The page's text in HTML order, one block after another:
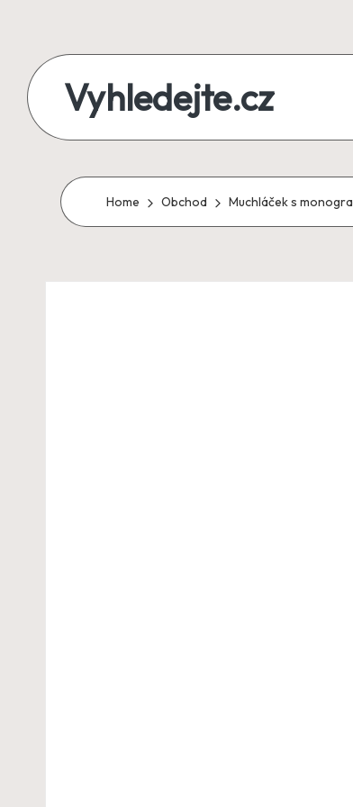
content
Vyhledejte.cz
produkty
i
Home Obchod Muchláček s